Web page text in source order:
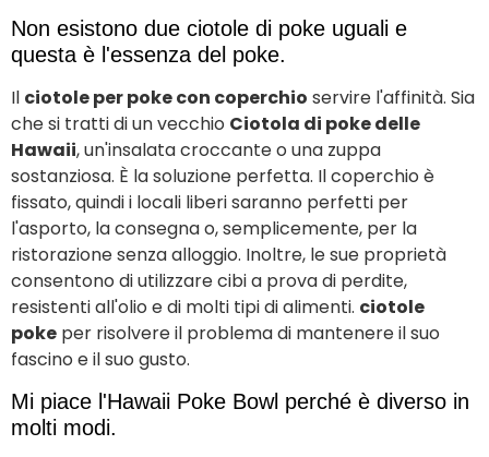
Non esistono due ciotole di poke uguali e
questa è l'essenza del poke.
Il ciotole per poke con coperchio servire l'affinità. Sia
che si tratti di un vecchio Ciotola di poke delle
Hawaii, un'insalata croccante o una zuppa
sostanziosa. È la soluzione perfetta. Il coperchio è
fissato, quindi i locali liberi saranno perfetti per
l'asporto, la consegna o, semplicemente, per la
ristorazione senza alloggio. Inoltre, le sue proprietà
consentono di utilizzare cibi a prova di perdite,
resistenti all'olio e di molti tipi di alimenti. ciotole
poke per risolvere il problema di mantenere il suo
fascino e il suo gusto.
Mi piace l'Hawaii Poke Bowl perché è diverso in
molti modi.